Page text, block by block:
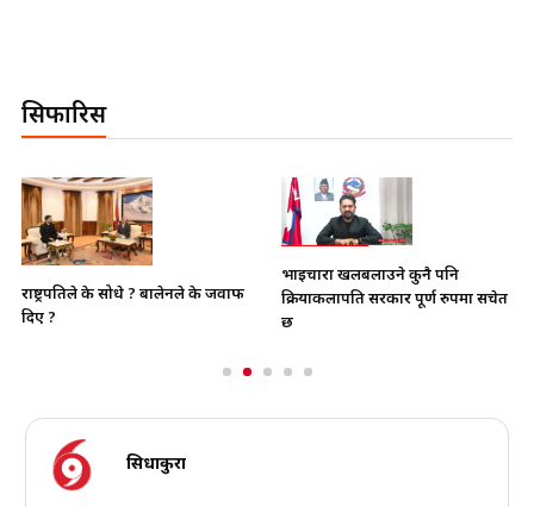
सिफारिस
राष्ट्रपतिले के सोधे ? बालेनले के जवाफ
दिए ?
भाइचारा खलबलाउने कुनै पनि
क्रियाकलापप्रति सरकार पूर्ण रुपमा सचेत
छ
सिधाकुरा